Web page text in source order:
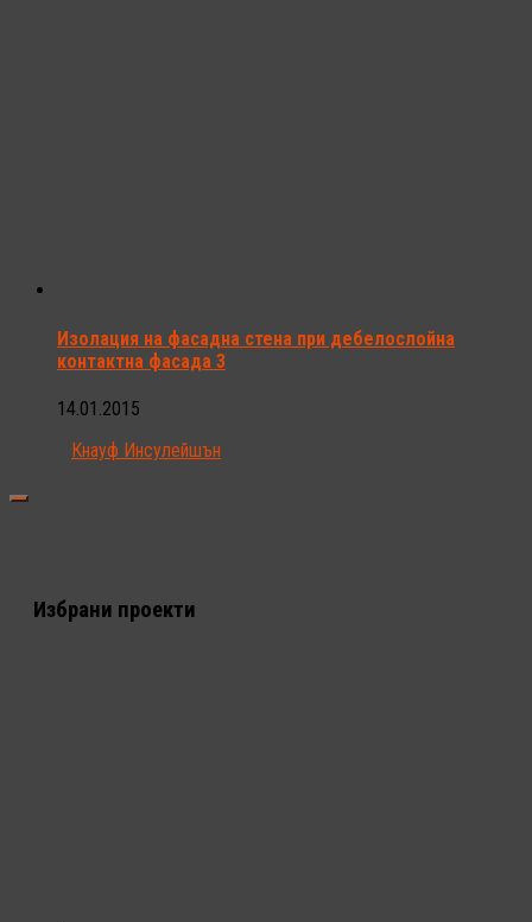
Изолация на фасадна стена при дебелослойна
контактна фасада 3
14.01.2015
Кнауф Инсулейшън
Избрани проекти